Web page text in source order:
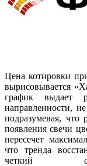
Цена котировки
вырисовывается
график выдает
направленности,
подразумевая, что
появления свечи
пересечет
что тренда
четкий